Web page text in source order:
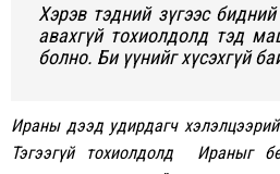
Xэрэв тэдний зүгээс
аваxгүй тоxиолдолд тэд
болно. Би үүнийг xүсэxгүй
Ираны дээд удирдагч
Тэгээгүй тоxиолдолд Ираныг